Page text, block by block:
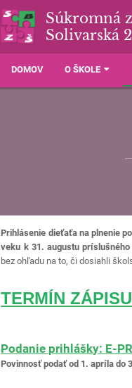
Súkromná
Solivarská
DOMOV O ŠKOLE
Prihlásenie dieťaťa na plnenie
veku k 31. augustu
bez ohľadu na to, či dosiahli
TERMÍN
Podanie prihlášky: E-
Povinnosť podať od 1. apríla do